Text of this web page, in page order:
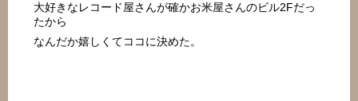
大好きなレコード屋さんが確かお米屋さんのビル2Fだっ
たから
なんだか嬉しくてココに決めた。